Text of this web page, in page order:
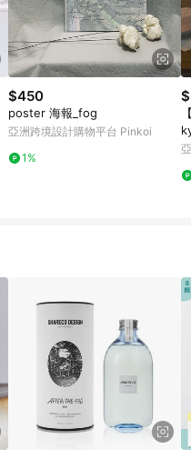
$450
poster 海報_fog
亞洲跨境設計購物平台 Pinkoi
1%